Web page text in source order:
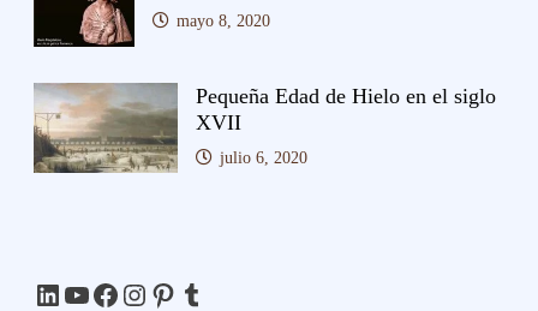
mayo 8, 2020
Pequeña Edad de Hielo en el siglo
XVII
julio 6, 2020
LinkedIn
YouTube
Facebook
Instagram
Pinterest
Tumblr